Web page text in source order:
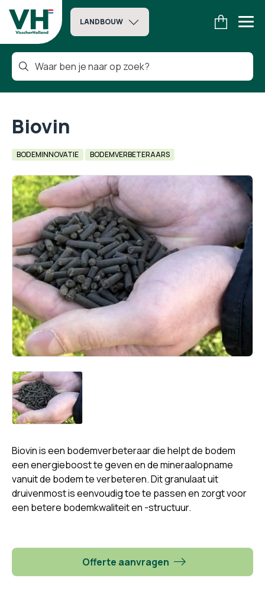
LANDBOUW
Biovin
BODEMINNOVATIE BODEMVERBETERAARS
Biovin is een bodemverbeteraar die helpt de bodem
een energieboost te geven en de mineraalopname
vanuit de bodem te verbeteren. Dit granulaat uit
druivenmost is eenvoudig toe te passen en zorgt voor
een betere bodemkwaliteit en -structuur.
Offerte aanvragen